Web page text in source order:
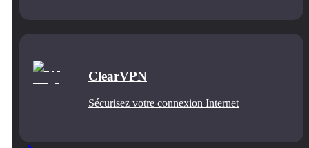
ClearVPN
Sécurisez votre connexion Internet